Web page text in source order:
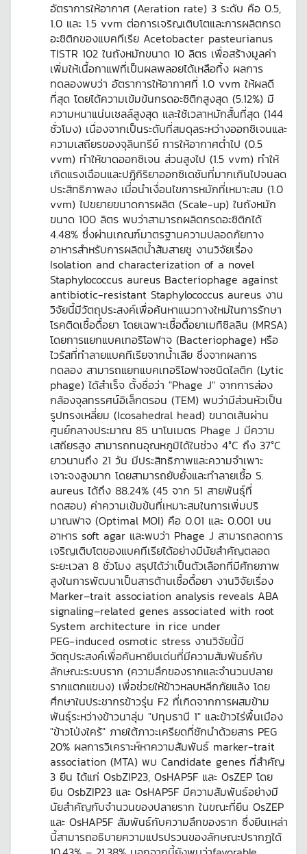
อัตราการให้อากาศ (Aeration rate) 3 ระดับ คือ 0.5,
1.0 และ 1.5 vvm ต่อการเจริญเติบโตและการผลิตกรด
อะซิติกของแบคทีเรีย Acetobacter pasteurianus
TISTR 102 ในถังหมักขนาด 10 ลิตร เพื่อสร้างมูลค่า
เพิ่มให้เนื้อกาแฟที่เป็นผลพลอยได้เหลือทิ้ง ผลการ
ทดลองพบว่า อัตราการให้อากาศที่ 1.0 vvm ให้ผลดี
ที่สุด โดยได้ความเข้มข้นกรดอะซิติกสูงสุด (5.12%) มี
ความหนาแน่นเซลล์สูงสุด และใช้เวลาหมักสั้นที่สุด (144
ชั่วโมง) เนื่องจากเป็นระดับที่สมดุลระหว่างออกซิเจนและ
ความเสถียรของจุลินทรีย์ การให้อากาศต่ำไป (0.5
vvm) ทำให้ขาดออกซิเจน ส่วนสูงไป (1.5 vvm) ทำให้
เกิดแรงเฉือนและปฏิกิริยาออกซิเดชันที่มากเกินไปจนลด
ประสิทธิภาพลง เมื่อนำเงื่อนไขการหมักที่เหมาะสม (1.0
vvm) ไปขยายขนาดการผลิต (Scale-up) ในถังหมัก
ขนาด 100 ลิตร พบว่าสามารถผลิตกรดอะซิติกได้
4.48% ซึ่งผ่านเกณฑ์มาตรฐานความปลอดภัยทาง
อาหารสำหรับการผลิตน้ำส้มสายชู งานวิจัยเรื่อง
Isolation and characterization of a novel
Staphylococcus aureus Bacteriophage against
antibiotic-resistant Staphylococcus aureus งาน
วิจัยนี้มีวัตถุประสงค์เพื่อค้นหาแนวทางใหม่ในการรักษา
โรคติดเชื้อดื้อยา โดยเฉพาะเชื้อดื้อยาเมทิซิลลิน (MRSA)
โดยการแยกแบคเทอริโอฟาจ (Bacteriophage) หรือ
ไวรัสที่ทำลายแบคทีเรียจากน้ำเสีย ซึ่งจากผลการ
ทดลอง สามารถแยกแบคเทอริโอฟาจชนิดไลติก (Lytic
phage) ได้สำเร็จ ตั้งชื่อว่า "Phage J" จากการส่อง
กล้องจุลทรรศน์อิเล็กตรอน (TEM) พบว่ามีส่วนหัวเป็น
รูปทรงเหลี่ยม (Icosahedral head) ขนาดเส้นผ่าน
ศูนย์กลางประมาณ 85 นาโนเมตร Phage J มีความ
เสถียรสูง สามารถทนอุณหภูมิได้ในช่วง 4°C ถึง 37°C
ยาวนานถึง 21 วัน มีประสิทธิภาพและความจำเพาะ
เจาะจงสูงมาก โดยสามารถยับยั้งและทำลายเชื้อ S.
aureus ได้ถึง 88.24% (45 จาก 51 สายพันธุ์ที่
ทดสอบ) ค่าความเข้มข้นที่เหมาะสมในการเพิ่มปริ
มาณฟาจ (Optimal MOI) คือ 0.01 และ 0.001 บน
อาหาร soft agar และพบว่า Phage J สามารถลดการ
เจริญเติบโตของแบคทีเรียได้อย่างมีนัยสำคัญตลอด
ระยะเวลา 8 ชั่วโมง สรุปได้ว่าเป็นตัวเลือกที่มีศักยภาพ
สูงในการพัฒนาเป็นสารต้านเชื้อดื้อยา งานวิจัยเรื่อง
Marker–trait association analysis reveals ABA
signaling–related genes associated with root
System architecture in rice under
PEG‑induced osmotic stress งานวิจัยนี้มี
วัตถุประสงค์เพื่อค้นหายีนเด่นที่มีความสัมพันธ์กับ
ลักษณะระบบราก (ความลึกของรากและจำนวนปลาย
รากแตกแขนง) เพื่อช่วยให้ข้าวหลบหลีกภัยแล้ง โดย
ศึกษาในประชากรข้าวรุ่น F2 ที่เกิดจากการผสมข้าม
พันธุ์ระหว่างข้าวนาลุ่ม "ปทุมธานี 1" และข้าวไร่พื้นเมือง
"ข้าวโป่งใคร้" ภายใต้ภาวะเครียดที่ชักนำด้วยสาร PEG
20% ผลการวิเคราะห์หาความสัมพันธ์ marker-trait
association (MTA) พบ Candidate genes ที่สำคัญ
3 ยีน ได้แก่ OsbZIP23, OsHAP5F และ OsZEP โดย
ยีน OsbZIP23 และ OsHAP5F มีความสัมพันธ์อย่างมี
นัยสำคัญกับจำนวนของปลายราก ในขณะที่ยีน OsZEP
และ OsHAP5F สัมพันธ์กับความลึกของราก ซึ่งยีนเหล่า
นี้สามารถอธิบายความแปรปรวนของลักษณะปรากฏได้